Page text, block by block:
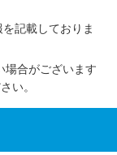
記載しておりま
場合がございます
い。